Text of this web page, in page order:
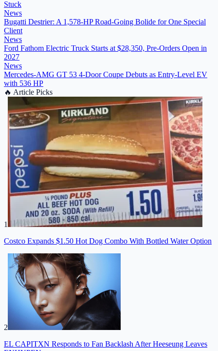
Stuck
News
Bugatti Destrier: A 1,578-HP Road-Going Bolide for One Special
Client
News
Ford Fathom Electric Truck Starts at $28,350, Pre-Orders Open in
2027
News
Mercedes-AMG GT 53 4-Door Coupe Debuts as Entry-Level EV
with 536 HP
🔥 Article Picks
1
Costco Expands $1.50 Hot Dog Combo With Bottled Water Option
2
EL CAPITXN Responds to Fan Backlash After Heeseung Leaves